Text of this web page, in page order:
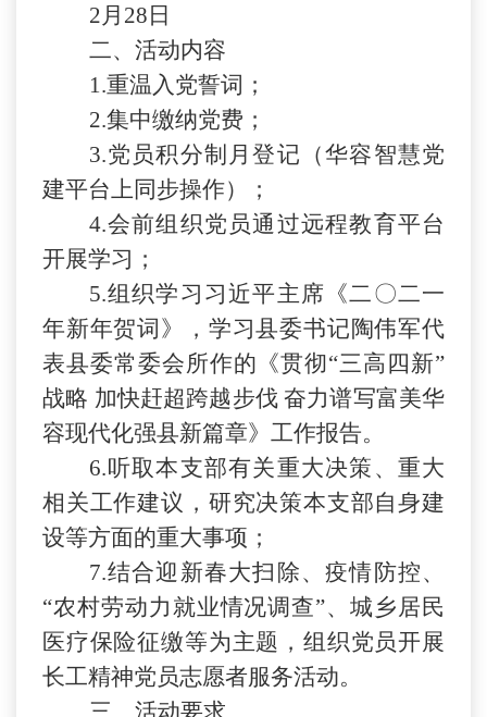
2月28日
二、活动内容
1.重温入党誓词；
2.集中缴纳党费；
3.党员积分制月登记（华容智慧党
建平台上同步操作）；
4.会前组织党员通过远程教育平台
开展学习；
5.组织学习习近平主席《二〇二一
年新年贺词》，学习县委书记陶伟军代
表县委常委会所作的《贯彻“三高四新”
战略 加快赶超跨越步伐 奋力谱写富美华
容现代化强县新篇章》工作报告。
6.听取本支部有关重大决策、重大
相关工作建议，研究决策本支部自身建
设等方面的重大事项；
7.结合迎新春大扫除、疫情防控、
“农村劳动力就业情况调查”、城乡居民
医疗保险征缴等为主题，组织党员开展
长工精神党员志愿者服务活动。
三 、活动要求